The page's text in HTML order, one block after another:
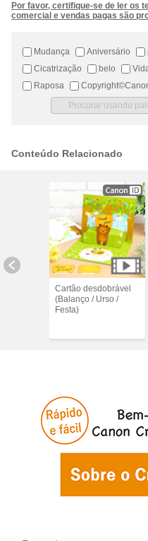
Por favor, certifique-se de ler os
comercial e vendas pagas são
Mudança Aniversário
Cicatrização
belo
Raposa
Conteúdo Relacionado
Cartão desdobrável
(Balanço / Urso /
Festa)